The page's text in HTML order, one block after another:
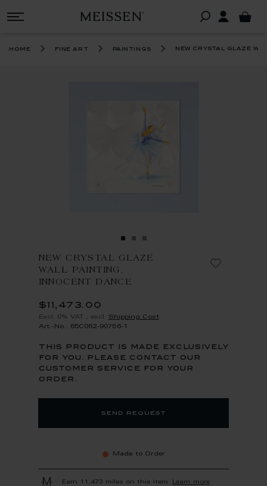
home fine art paintings new crystal glaze
NEW CRYSTAL GLAZE
WALL PAINTING,
INNOCENT DANCE
$11,473.00
Excl. 0% VAT excl. Shipping Cost
Art.-No.: 65C062-90756-1
this product is made exclusively
for you. please contact our
customer service for your
order.
send request
Made to Order
Earn 11,473 miles on this item. Learn more